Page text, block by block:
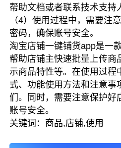
帮助文档或者联系技术支持
（4）使用过程中，需要注
密码，确保账号安全。
淘宝店铺一键铺货app是一
帮助店铺主快速批量上传商
示商品特性等。在使用过程
式、功能使用方法和注意事
们。同时，需要注意保护好
账号安全。
关键词：商品,店铺,使用